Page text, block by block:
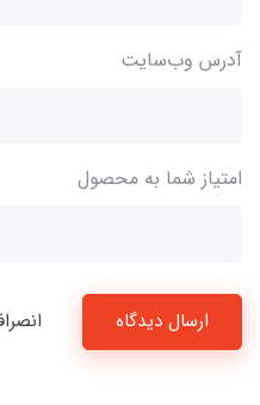
آدرس وب‌سایت
امتیاز شما به محصول
ارسال دیدگاه